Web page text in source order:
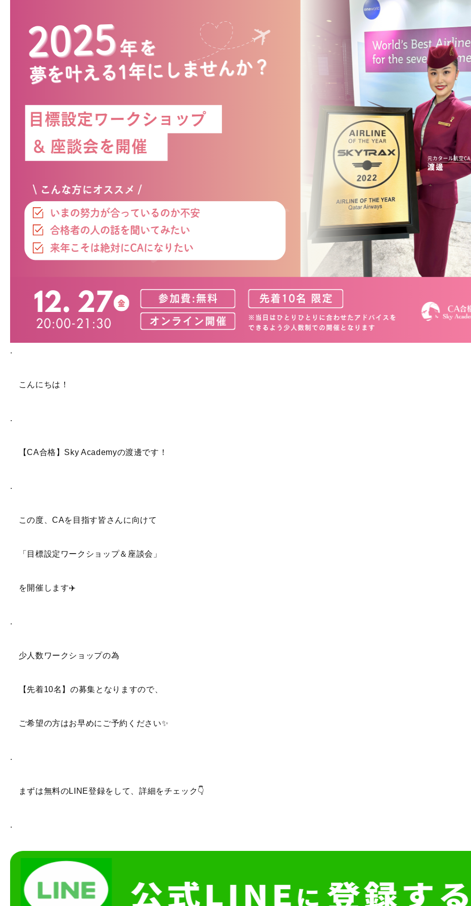
.
こんにちは！
.
【CA合格】Sky Academyの渡邊です！
.
この度、CAを目指す皆さんに向けて
「目標設定ワークショップ＆座談会」
を開催します✈️
.
少人数ワークショップの為
【先着10名】の募集となりますので、
ご希望の方はお早めにご予約ください✨
.
まずは無料のLINE登録をして、詳細をチェック👇
.